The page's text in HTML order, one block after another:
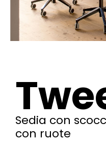
Sedia con
con ruote